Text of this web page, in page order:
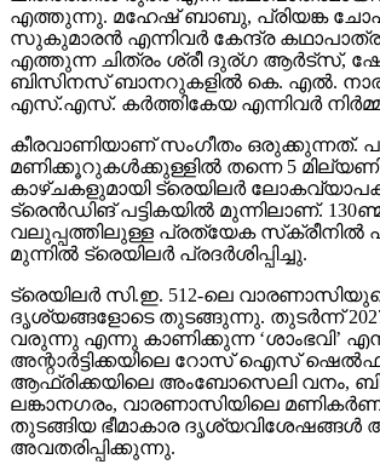
എത്തുന്നു. മഹേഷ് ബാബു, പ്രിയങ്ക
സുകുമാരന്‍ എന്നിവര്‍ കേന്ദ്ര
എത്തുന്ന ചിത്രം ശ്രീ ദുര്ഗ ആര്‍ട്‌സ്,
ബിസിനസ് ബാനറുകളില്‍ കെ. എല്‍.
എസ്.എസ്. കര്‍ത്തികേയ എന്നിവര്‍
കീരവാണിയാണ് സംഗീതം ഒരുക്കുന്നത്.
മണിക്കൂറുകള്‍ക്കുള്ളില്‍ തന്നെ 5
കാഴ്ചകളുമായി ട്രെയിലര്‍
ട്രെന്‍ഡിങ് പട്ടികയില്‍ മുന്നിലാണ്.
വലുപ്പത്തിലുള്ള പ്രത്യേക സ്‌ക്രീനില്‍
മുന്നില്‍ ട്രെയിലര്‍ പ്രദര്‍ശിപ്പിച്ചു.
ട്രെയിലര്‍ സി.ഇ. 512-ലെ
ദൃശ്യങ്ങളോടെ തുടങ്ങുന്നു. തുടര്‍ന്ന്
വരുന്നു എന്നു കാണിക്കുന്ന ‘ശാംഭവി’
അന്റാര്‍ട്ടിക്കയിലെ റോസ് ഐസ്
ആഫ്രിക്കയിലെ അംബോസെലി വനം,
ലങ്കാനഗരം, വാരണാസിയിലെ
തുടങ്ങിയ ഭീമാകാര
അവതരിപ്പിക്കുന്നു.